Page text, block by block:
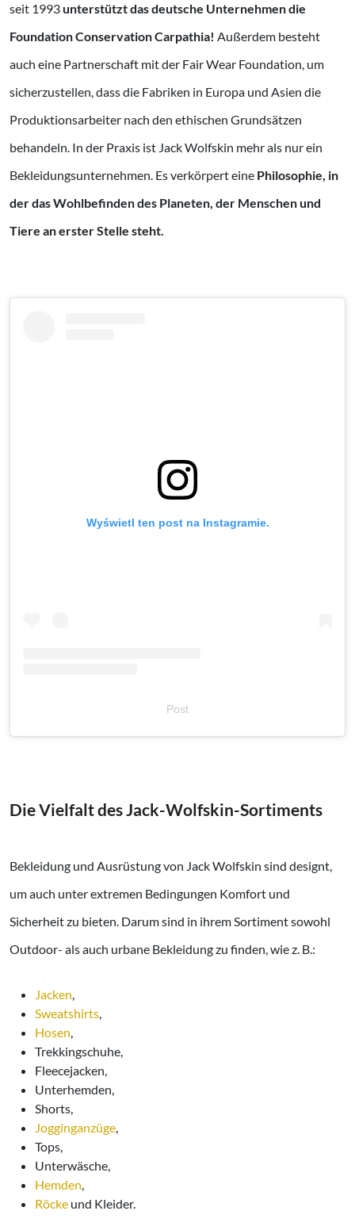
seit 1993unterstützt das deutsche Unternehmen die
Foundation Conservation Carpathia! Außerdem besteht
auch eine Partnerschaft mit der Fair Wear Foundation, um
sicherzustellen, dass die Fabriken in Europa und Asien die
Produktionsarbeiter nach den ethischen Grundsätzen
behandeln. In der Praxis ist Jack Wolfskin mehr als nur ein
Bekleidungsunternehmen. Es verkörpert eine Philosophie, in
der das Wohlbefinden des Planeten, der Menschen und
Tiere an erster Stelle steht.
Wyświetl ten post na Instagramie.
Post
Die Vielfalt des Jack-Wolfskin-Sortiments
Bekleidung und Ausrüstung von Jack Wolfskin sind designt,
um auch unter extremen Bedingungen Komfort und
Sicherheit zu bieten. Darum sind in ihrem Sortiment sowohl
Outdoor- als auch urbane Bekleidung zu finden, wie z. B.:
Jacken,
Sweatshirts,
Hosen,
Trekkingschuhe,
Fleecejacken,
Unterhemden,
Shorts,
Jogginganzüge,
Tops,
Unterwäsche,
Hemden,
Röcke und Kleider.